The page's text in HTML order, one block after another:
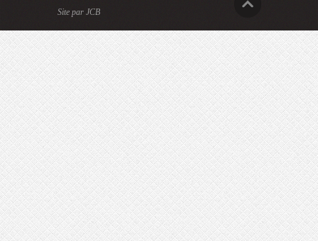
Site par JCB